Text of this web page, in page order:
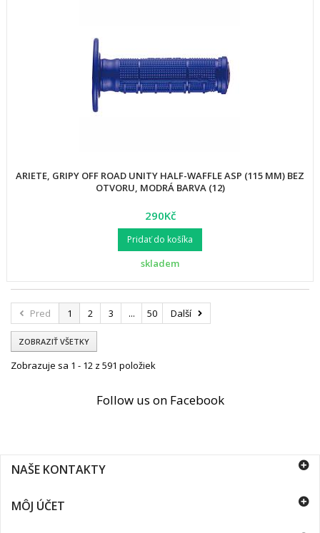
ARIETE, GRIPY OFF ROAD UNITY HALF-WAFFLE ASP (115 MM) BEZ
OTVORU, MODRÁ BARVA (12)
290Kč
Pridať do košíka
skladem
Pred 1 2 3 ... 50 Další
ZOBRAZIŤ VŠETKY
Zobrazuje sa 1 - 12 z 591 položiek
Follow us on Facebook
NAŠE KONTAKTY
MÔJ ÚČET